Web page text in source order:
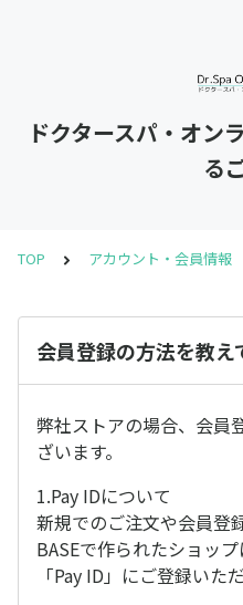
ドクタースパ・オ
る
TOP アカウント・会員情報
会員登録の方法を教え
弊社ストアの場合、会員
ざいます。
1.Pay IDについて
新規でのご注文や会員登
BASEで作られたショッ
「Pay ID」にご登録いた